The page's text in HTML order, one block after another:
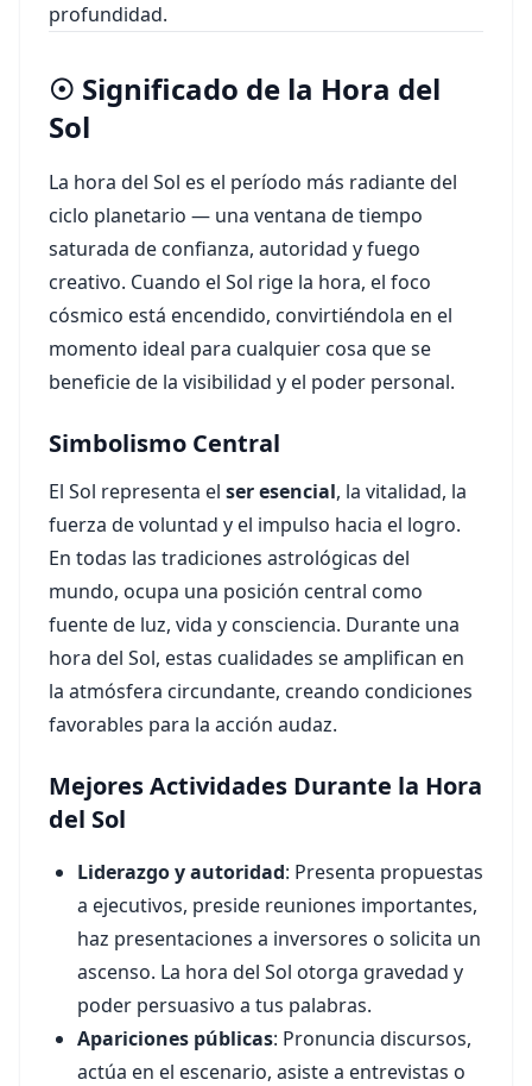
profundidad.
☉ Significado de la Hora del
Sol
La hora del Sol es el período más radiante del
ciclo planetario — una ventana de tiempo
saturada de confianza, autoridad y fuego
creativo. Cuando el Sol rige la hora, el foco
cósmico está encendido, convirtiéndola en el
momento ideal para cualquier cosa que se
beneficie de la visibilidad y el poder personal.
Simbolismo Central
El Sol representa el ser esencial, la vitalidad, la
fuerza de voluntad y el impulso hacia el logro.
En todas las tradiciones astrológicas del
mundo, ocupa una posición central como
fuente de luz, vida y consciencia. Durante una
hora del Sol, estas cualidades se amplifican en
la atmósfera circundante, creando condiciones
favorables para la acción audaz.
Mejores Actividades Durante la Hora
del Sol
Liderazgo y autoridad: Presenta propuestas
a ejecutivos, preside reuniones importantes,
haz presentaciones a inversores o solicita un
ascenso. La hora del Sol otorga gravedad y
poder persuasivo a tus palabras.
Apariciones públicas: Pronuncia discursos,
actúa en el escenario, asiste a entrevistas o